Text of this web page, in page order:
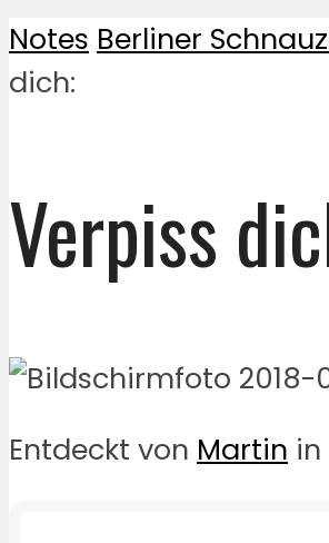
Notes Berliner
dich:
Verpiss
Entdeckt von Martin